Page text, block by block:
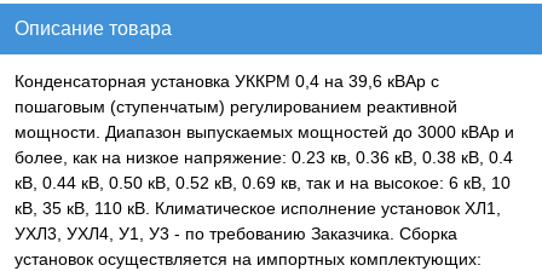
Описание товара
Конденсаторная установка УККРМ 0,4 на 39,6 кВАр с
пошаговым (ступенчатым) регулированием реактивной
мощности. Диапазон выпускаемых мощностей до 3000 кВАр и
более, как на низкое напряжение: 0.23 кв, 0.36 кВ, 0.38 кВ, 0.4
кВ, 0.44 кВ, 0.50 кВ, 0.52 кВ, 0.69 кв, так и на высокое: 6 кВ, 10
кВ, 35 кВ, 110 кВ. Климатическое исполнение установок ХЛ1,
УХЛ3, УХЛ4, У1, У3 - по требованию Заказчика. Сборка
установок осуществляется на импортных комплектующих: